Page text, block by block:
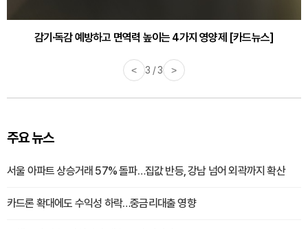
감기·독감 예방하고 면역력 높이는 4가지 영양제 [카드뉴스]
< 3 / 3 >
주요 뉴스
서울 아파트 상승거래 57% 돌파…집값 반등, 강남 넘어 외곽까지 확산
카드론 확대에도 수익성 하락…중금리대출 영향